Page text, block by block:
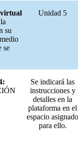
su
se
Unidad 5
Se indicará las
instrucciones y
detalles en la
plataforma en el
espacio asignado
para ello.